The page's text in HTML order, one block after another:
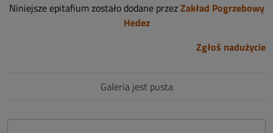
Niniejsze epitafium zostało dodane przezZakład Pogrzebowy
Hedez
Zgłoś nadużycie
Galeria jest pusta